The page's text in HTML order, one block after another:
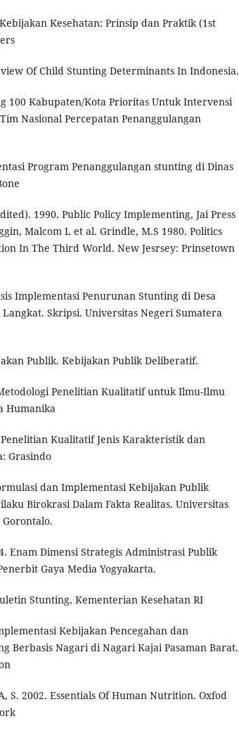
Kesehatan: Prinsip dan Praktik (1st
Of Child Stunting Determinants In Indonesia.
100 Kabupaten/Kota Prioritas Untuk Intervensi
Nasional Percepatan Penanggulangan
Program Penanggulangan stunting di Dinas
1990. Public Policy Implementing, Jai Press
Malcom L et al. Grindle, M.S 1980. Politics
In The Third World. New Jesrsey: Prinsetown
Implementasi Penurunan Stunting di Desa
Skripsi. Universitas Negeri Sumatera
Publik. Kebijakan Publik Deliberatif.
Penelitian Kualitatif untuk Ilmu-Ilmu
Humanika
Penelitian Kualitatif Jenis Karakteristik dan
Grasindo
dan Implementasi Kebijakan Publik
Birokrasi Dalam Fakta Realitas. Universitas
Enam Dimensi Strategis Administrasi Publik
Gaya Media Yogyakarta.
Stunting, Kementerian Kesehatan RI
Kebijakan Pencegahan dan
Berbasis Nagari di Nagari Kajai Pasaman Barat.
S. 2002. Essentials Of Human Nutrition. Oxfod